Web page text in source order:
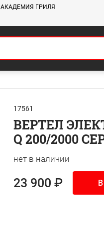
АКАДЕМИЯ ГРИЛЯ
17561
ВЕРТЕЛ
Q 200/2000
нет в наличии
23 900 ₽